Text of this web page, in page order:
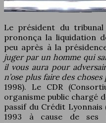
Le président du
prononça la liquidation
peu après à la
juger par un homme qui
il vous aura pour
n’ose plus faire des choses
1998). Le CDR
organisme public chargé
passif du Crédit
1993 à cause de ses